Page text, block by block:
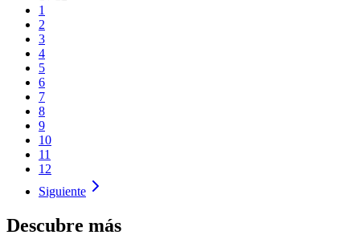
1
2
3
4
5
6
7
8
9
10
11
12
Siguiente
Descubre más